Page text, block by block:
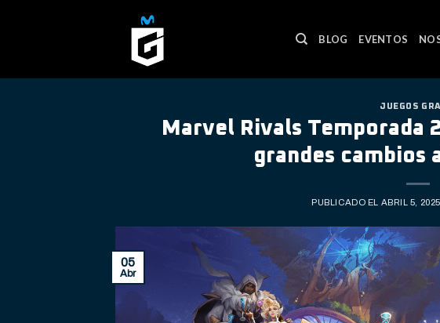
BLOG EVENTOS
JUEGOS
Marvel Rivals Temporada
grandes cambios
PUBLICADO EL ABRIL 5, 2025
05
Abr